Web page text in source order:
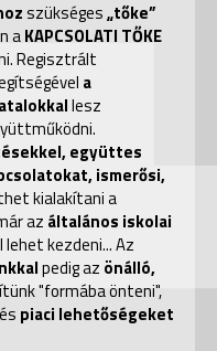
szükséges„tőke”
aKAPCSOLATI TŐKE
Regisztrált
a
lesz
együttes
ismerősi,
kialakítani a
az általános iskolai
kezdeni...Az
pedig az önálló,
"formába önteni",
piaci lehetőségeket